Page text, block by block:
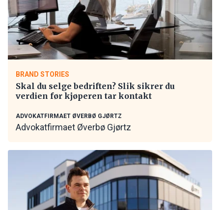
BRAND STORIES
Skal du selge bedriften? Slik sikrer du
verdien før kjøperen tar kontakt
ADVOKATFIRMAET ØVERBØ GJØRTZ
Advokatfirmaet Øverbø Gjørtz